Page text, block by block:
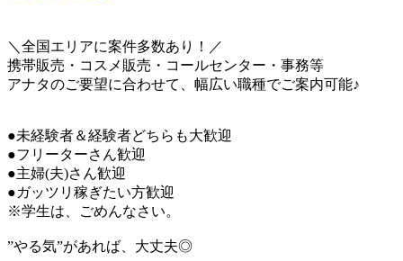
＼全国エリアに案件多数あり！／
携帯販売・コスメ販売・コールセンター・事務等
アナタのご要望に合わせて、幅広い職種でご案内可能♪
●未経験者＆経験者どちらも大歓迎
●フリーターさん歓迎
●主婦(夫)さん歓迎
●ガッツリ稼ぎたい方歓迎
※学生は、ごめんなさい。
”やる気”があれば、大丈夫◎